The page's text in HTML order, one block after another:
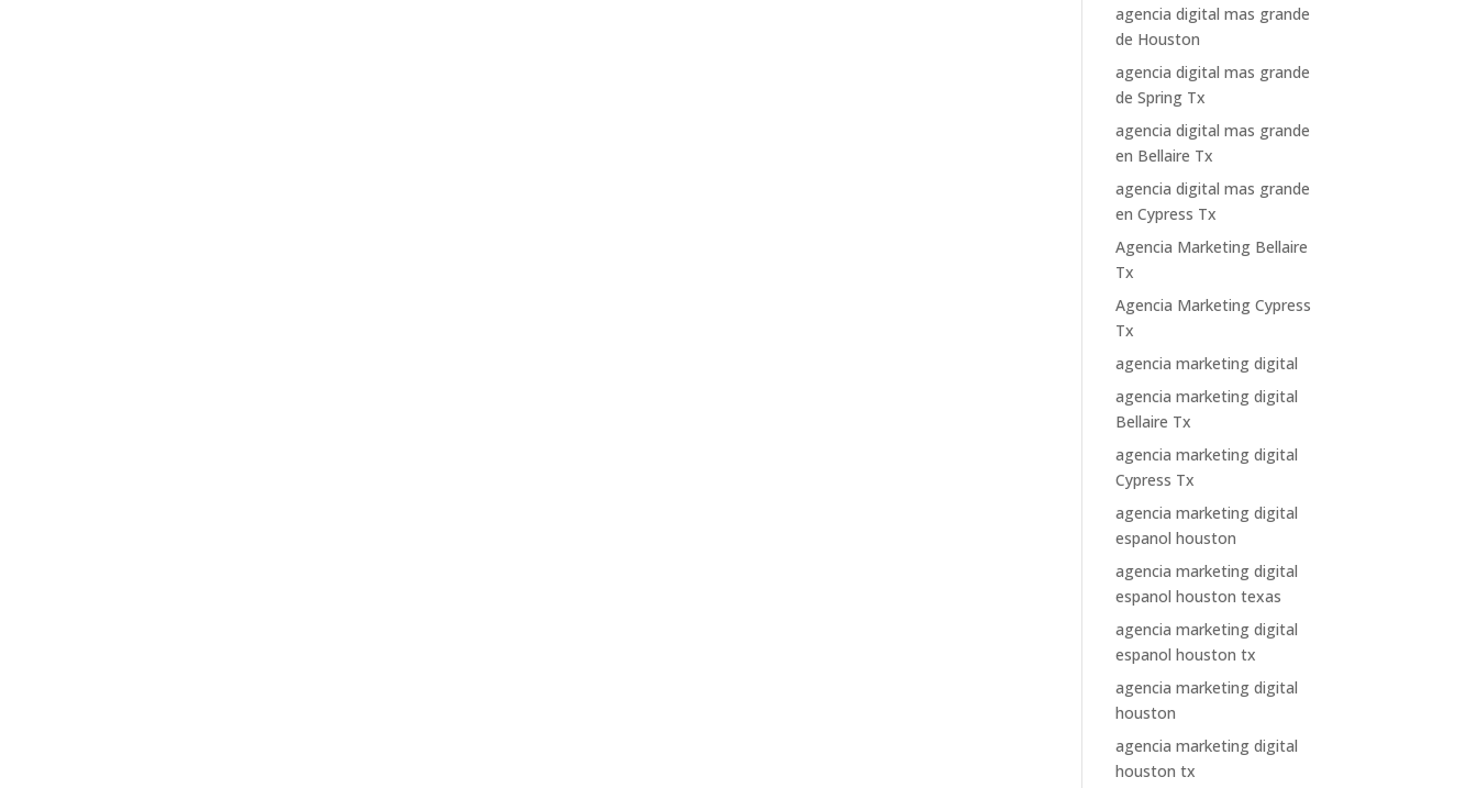
agencia digital mas grande
de Houston
agencia digital mas grande
de Spring Tx
agencia digital mas grande
en Bellaire Tx
agencia digital mas grande
en Cypress Tx
Agencia Marketing Bellaire
Tx
Agencia Marketing Cypress
Tx
agencia marketing digital
agencia marketing digital
Bellaire Tx
agencia marketing digital
Cypress Tx
agencia marketing digital
espanol houston
agencia marketing digital
espanol houston texas
agencia marketing digital
espanol houston tx
agencia marketing digital
houston
agencia marketing digital
houston tx